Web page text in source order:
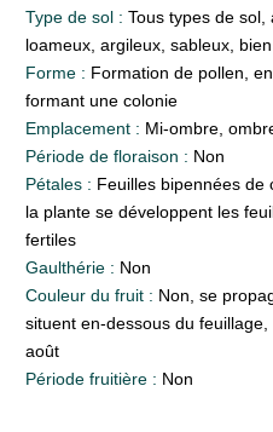
Type de sol : Tous types de sol,
loameux, argileux, sableux,
Forme : Formation de pollen,
formant une colonie
Emplacement : Mi-ombre,
Période de floraison : Non
Pétales : Feuilles bipennées de
la plante se développent les
fertiles
Gaulthérie : Non
Couleur du fruit : Non, se
situent en-dessous du
août
Période fruitière : Non